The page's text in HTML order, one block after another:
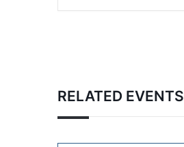
RELATED EVENTS